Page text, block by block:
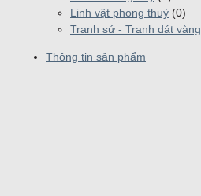
Linh vật phong thuỷ (0)
Tranh sứ - Tranh dát vàng
Thông tin sản phẩm